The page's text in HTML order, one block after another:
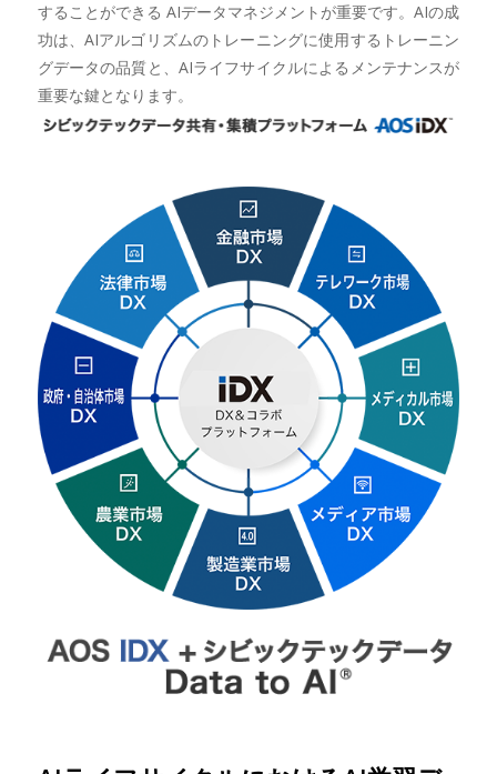
することができる AIデータマネジメントが重要です。AIの成
功は、AIアルゴリズムのトレーニングに使用するトレーニン
グデータの品質と、AIライフサイクルによるメンテナンスが
重要な鍵となります。